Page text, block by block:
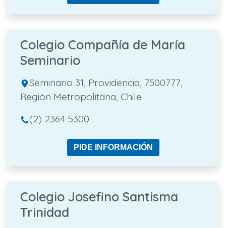
Colegio Compañía de María
Seminario
Seminario 31, Providencia, 7500777,
Región Metropolitana, Chile
(2) 2364 5300
PIDE INFORMACIÓN
Colegio Josefino Santisma
Trinidad